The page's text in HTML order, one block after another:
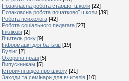
Позакласна робота старшої школи [22]
Позакласна робота початкової школи [39]
Робота психолога [42]
Робота соціального педагага [27]
Інклюзія [2]
Вчитель року [9]
Інформація для батьків [19]
Булінг [2]
Охорона праці [5]
Випускникам [5]
Історичні відео про школу [21]
Заходи та семінари для вчителів [10]